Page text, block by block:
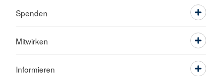
Spenden
Mitwirken
Informieren